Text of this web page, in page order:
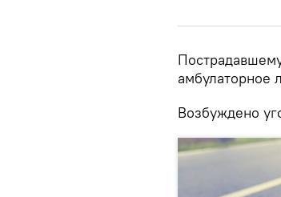
амбулаторное
Возбуждено